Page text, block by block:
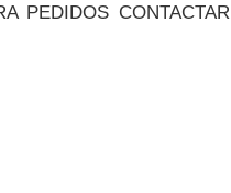
PEDIDOS CONTACTAR